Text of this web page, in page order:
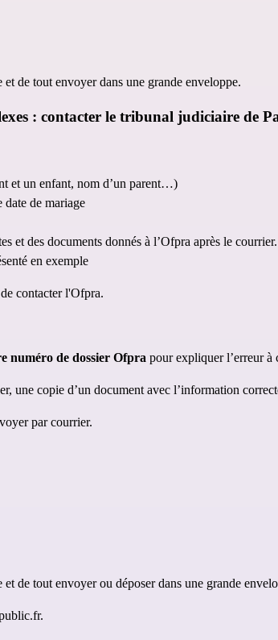
de tout envoyer dans une grande enveloppe.
: contacter le tribunal judiciaire de
et un enfant, nom d’un parent…)
date de mariage
et des documents donnés à l’Ofpra après le courrier.
en exemple
contacter l'Ofpra.
numéro de dossier Ofpra pour expliquer l’erreur à
une copie d’un document avec l’information
par courrier.
de tout envoyer ou déposer dans une grande